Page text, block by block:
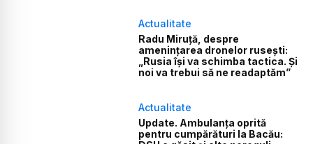
Actualitate
Radu Miruță, despre
amenințarea dronelor rusești:
„Rusia își va schimba tactica. Și
noi va trebui să ne readaptăm”
Actualitate
Update. Ambulanța oprită
pentru cumpărături la Bacău: